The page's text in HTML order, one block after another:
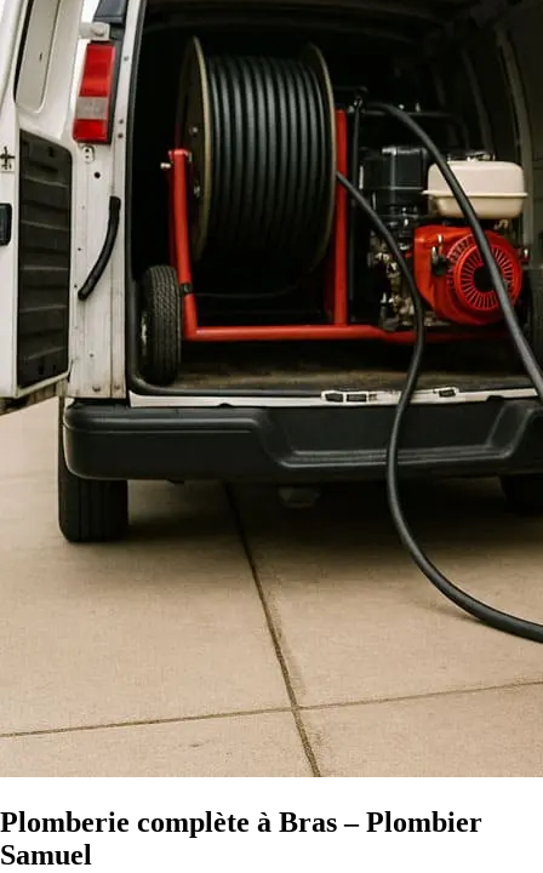
Plomberie complète à Bras – Plombier
Samuel